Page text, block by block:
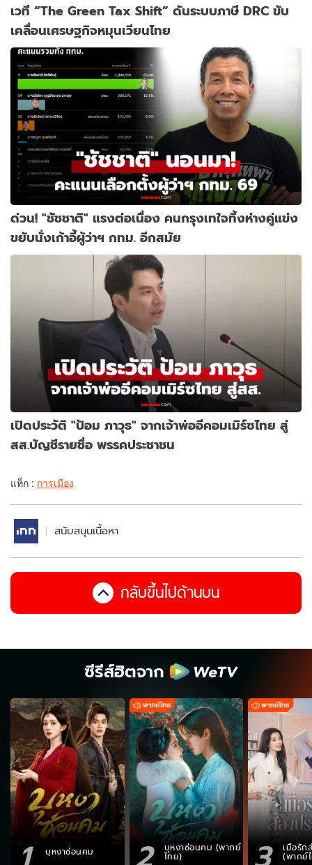
เวที “The Green Tax Shift” ดันระบบภาษี DRC ขับ
เคลื่อนเศรษฐกิจหมุนเวียนไทย
ด่วน! "ชัชชาติ" แรงต่อเนื่อง คนกรุงเทใจทิ้งห่างคู่แข่ง
ขยับนั่งเก้าอี้ผู้ว่าฯ กทม. อีกสมัย
เปิดประวัติ "ป้อม ภาวุธ" จากเจ้าพ่ออีคอมเมิร์ซไทย สู่
สส.บัญชีรายชื่อ พรรคประชาชน
แท็ก : การเมือง
สนับสนุนเนื้อหา
กลับขึ้นไปด้านบน
ซีรีส์ฮิตจาก
บุหงาซ่อนคม บุหงาซ่อนคม (พากย์
ไทย)
เมื่อรัก
(พากย์